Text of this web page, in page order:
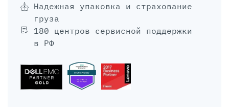
Надежная упаковка и страхование
груза
180 центров сервисной поддержки
в РФ